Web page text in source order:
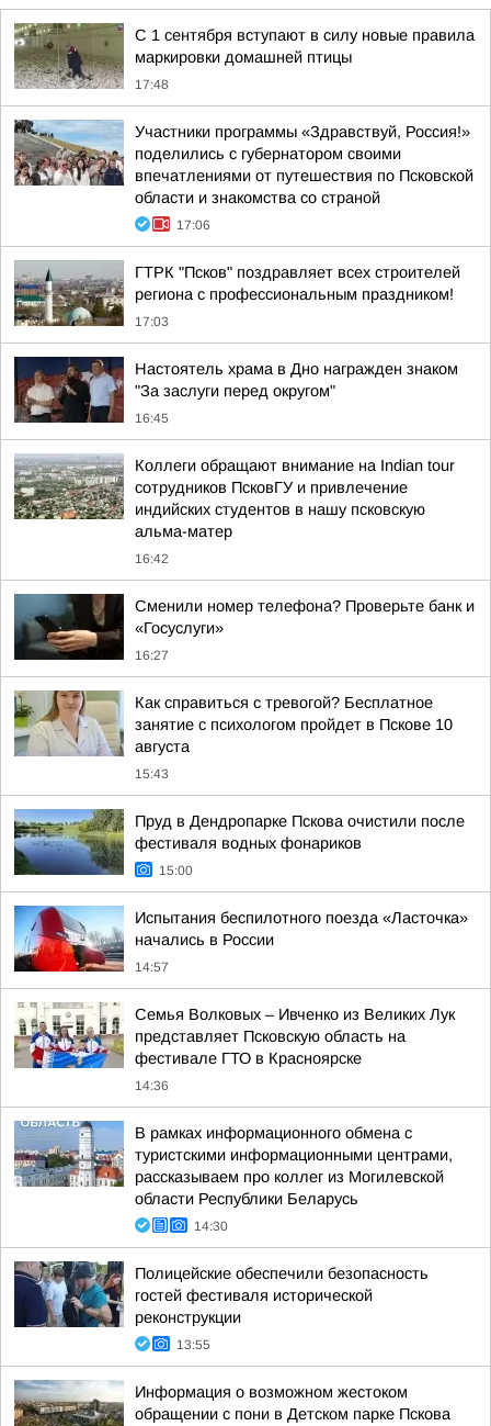
С 1 сентября вступают в силу новые правила
маркировки домашней птицы
17:48
Участники программы «Здравствуй, Россия!»
поделились с губернатором своими
впечатлениями от путешествия по Псковской
области и знакомства со страной
17:06
ГТРК "Псков" поздравляет всех строителей
региона с профессиональным праздником!
17:03
Настоятель храма в Дно награжден знаком
"За заслуги перед округом"
16:45
Коллеги обращают внимание на Indian tour
сотрудников ПсковГУ и привлечение
индийских студентов в нашу псковскую
альма-матер
16:42
Сменили номер телефона? Проверьте банк и
«Госуслуги»
16:27
Как справиться с тревогой? Бесплатное
занятие с психологом пройдет в Пскове 10
августа
15:43
Пруд в Дендропарке Пскова очистили после
фестиваля водных фонариков
15:00
Испытания беспилотного поезда «Ласточка»
начались в России
14:57
Семья Волковых – Ивченко из Великих Лук
представляет Псковскую область на
фестивале ГТО в Красноярске
14:36
В рамках информационного обмена с
туристскими информационными центрами,
рассказываем про коллег из Могилевской
области Республики Беларусь
14:30
Полицейские обеспечили безопасность
гостей фестиваля исторической
реконструкции
13:55
Информация о возможном жестоком
обращении с пони в Детском парке Пскова